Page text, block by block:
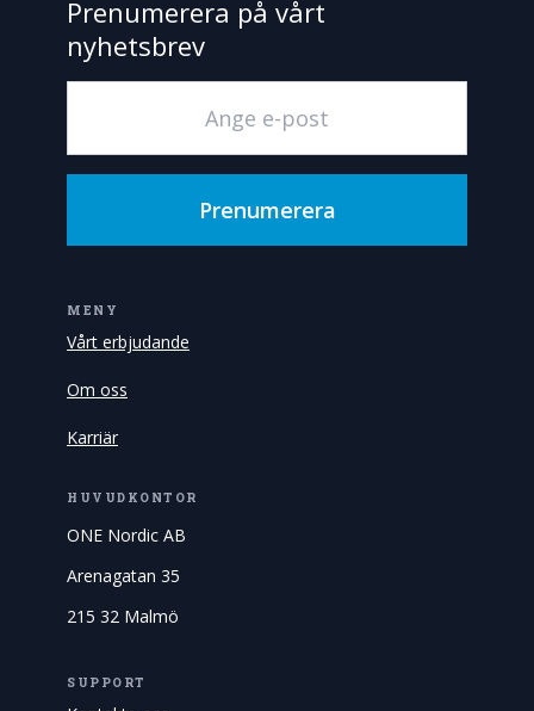
Prenumerera på vårt
nyhetsbrev
Prenumerera
MENY
Vårt erbjudande
Om oss
Karriär
HUVUDKONTOR
ONE Nordic AB
Arenagatan 35
215 32 Malmö
SUPPORT